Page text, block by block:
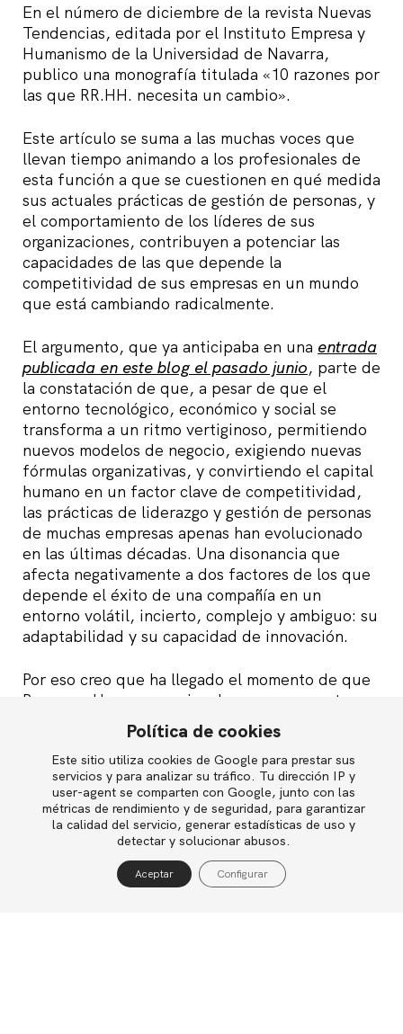
English
Política de privacidad
Política de cookies
En el número de diciembre de la revista Nuevas
Tendencias, editada por el Instituto Empresa y
Humanismo de la Universidad de Navarra,
publico una monografía titulada «10 razones por
las que RR.HH. necesita un cambio».
Este artículo se suma a las muchas voces que
llevan tiempo animando a los profesionales de
esta función a que se cuestionen en qué medida
sus actuales prácticas de gestión de personas, y
el comportamiento de los líderes de sus
organizaciones, contribuyen a potenciar las
capacidades de las que depende la
competitividad de sus empresas en un mundo
que está cambiando radicalmente.
El argumento, que ya anticipaba en una entrada
publicada en este blog el pasado junio, parte de
la constatación de que, a pesar de que el
entorno tecnológico, económico y social se
transforma a un ritmo vertiginoso, permitiendo
nuevos modelos de negocio, exigiendo nuevas
fórmulas organizativas, y convirtiendo el capital
humano en un factor clave de competitividad,
las prácticas de liderazgo y gestión de personas
de muchas empresas apenas han evolucionado
en las últimas décadas. Una disonancia que
afecta negativamente a dos factores de los que
depende el éxito de una compañía en un
entorno volátil, incierto, complejo y ambiguo: su
adaptabilidad y su capacidad de innovación.
Por eso creo que ha llegado el momento de que
Recursos Humanos revise de manera urgente y
profunda el rol que juega en las organizaciones,
y el valor que generan sus actividades. Es su
responsabilidad, pero también una oportunidad
única para que esta función reivindique con sus
hechos el papel de “socio del negocio” que
durante tanto tiempo ha reclamado, y pilote
desde la gestión de personas los cambios que
las organizaciones necesitan para competir en
ese nuevo escenario.
Política de cookies
Este sitio utiliza cookies de Google para prestar sus
servicios y para analizar su tráfico. Tu dirección IP y
user-agent se comparten con Google, junto con las
métricas de rendimiento y de seguridad, para garantizar
la calidad del servicio, generar estadísticas de uso y
detectar y solucionar abusos.
Aceptar Configurar